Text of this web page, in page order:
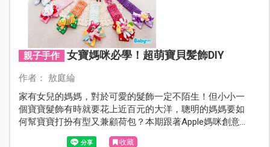
親子手作 女寶媽咪必學！超萌寶貝髪飾DIY
作者： 敖庭綸
家有女兒的媽媽，對於可愛的髮飾一定不陌生！但小小一
個寶寶髮飾有時就要花上近百元的大洋，聰明的媽媽要如
何幫寶寶打扮有型又兼顧荷包？本期跟著Apple媽咪創意手
作，親手幫小寶貝製作不同風格的亮眼髮飾吧！
收藏